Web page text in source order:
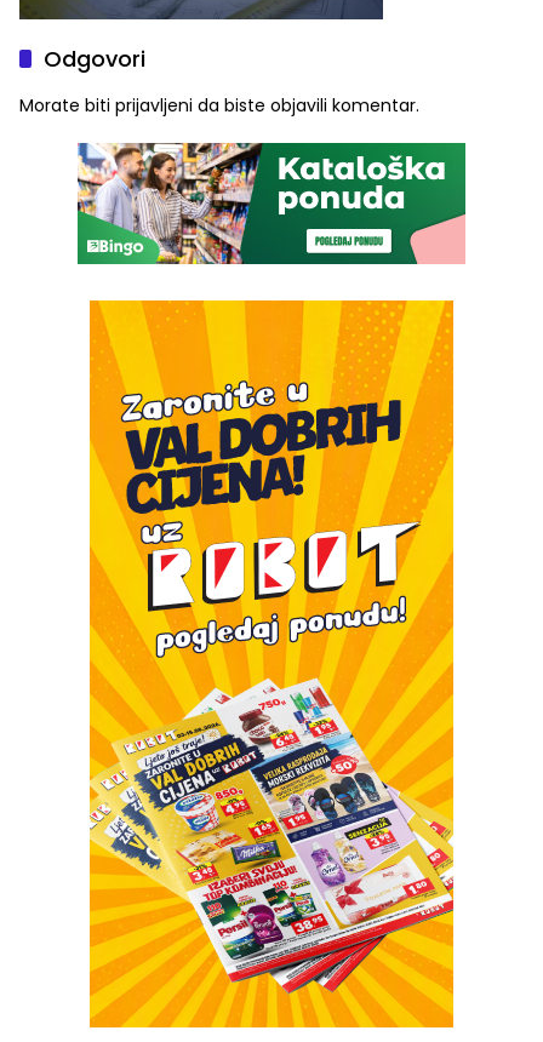
Odgovori
Morate biti prijavljeni da biste objavili komentar.